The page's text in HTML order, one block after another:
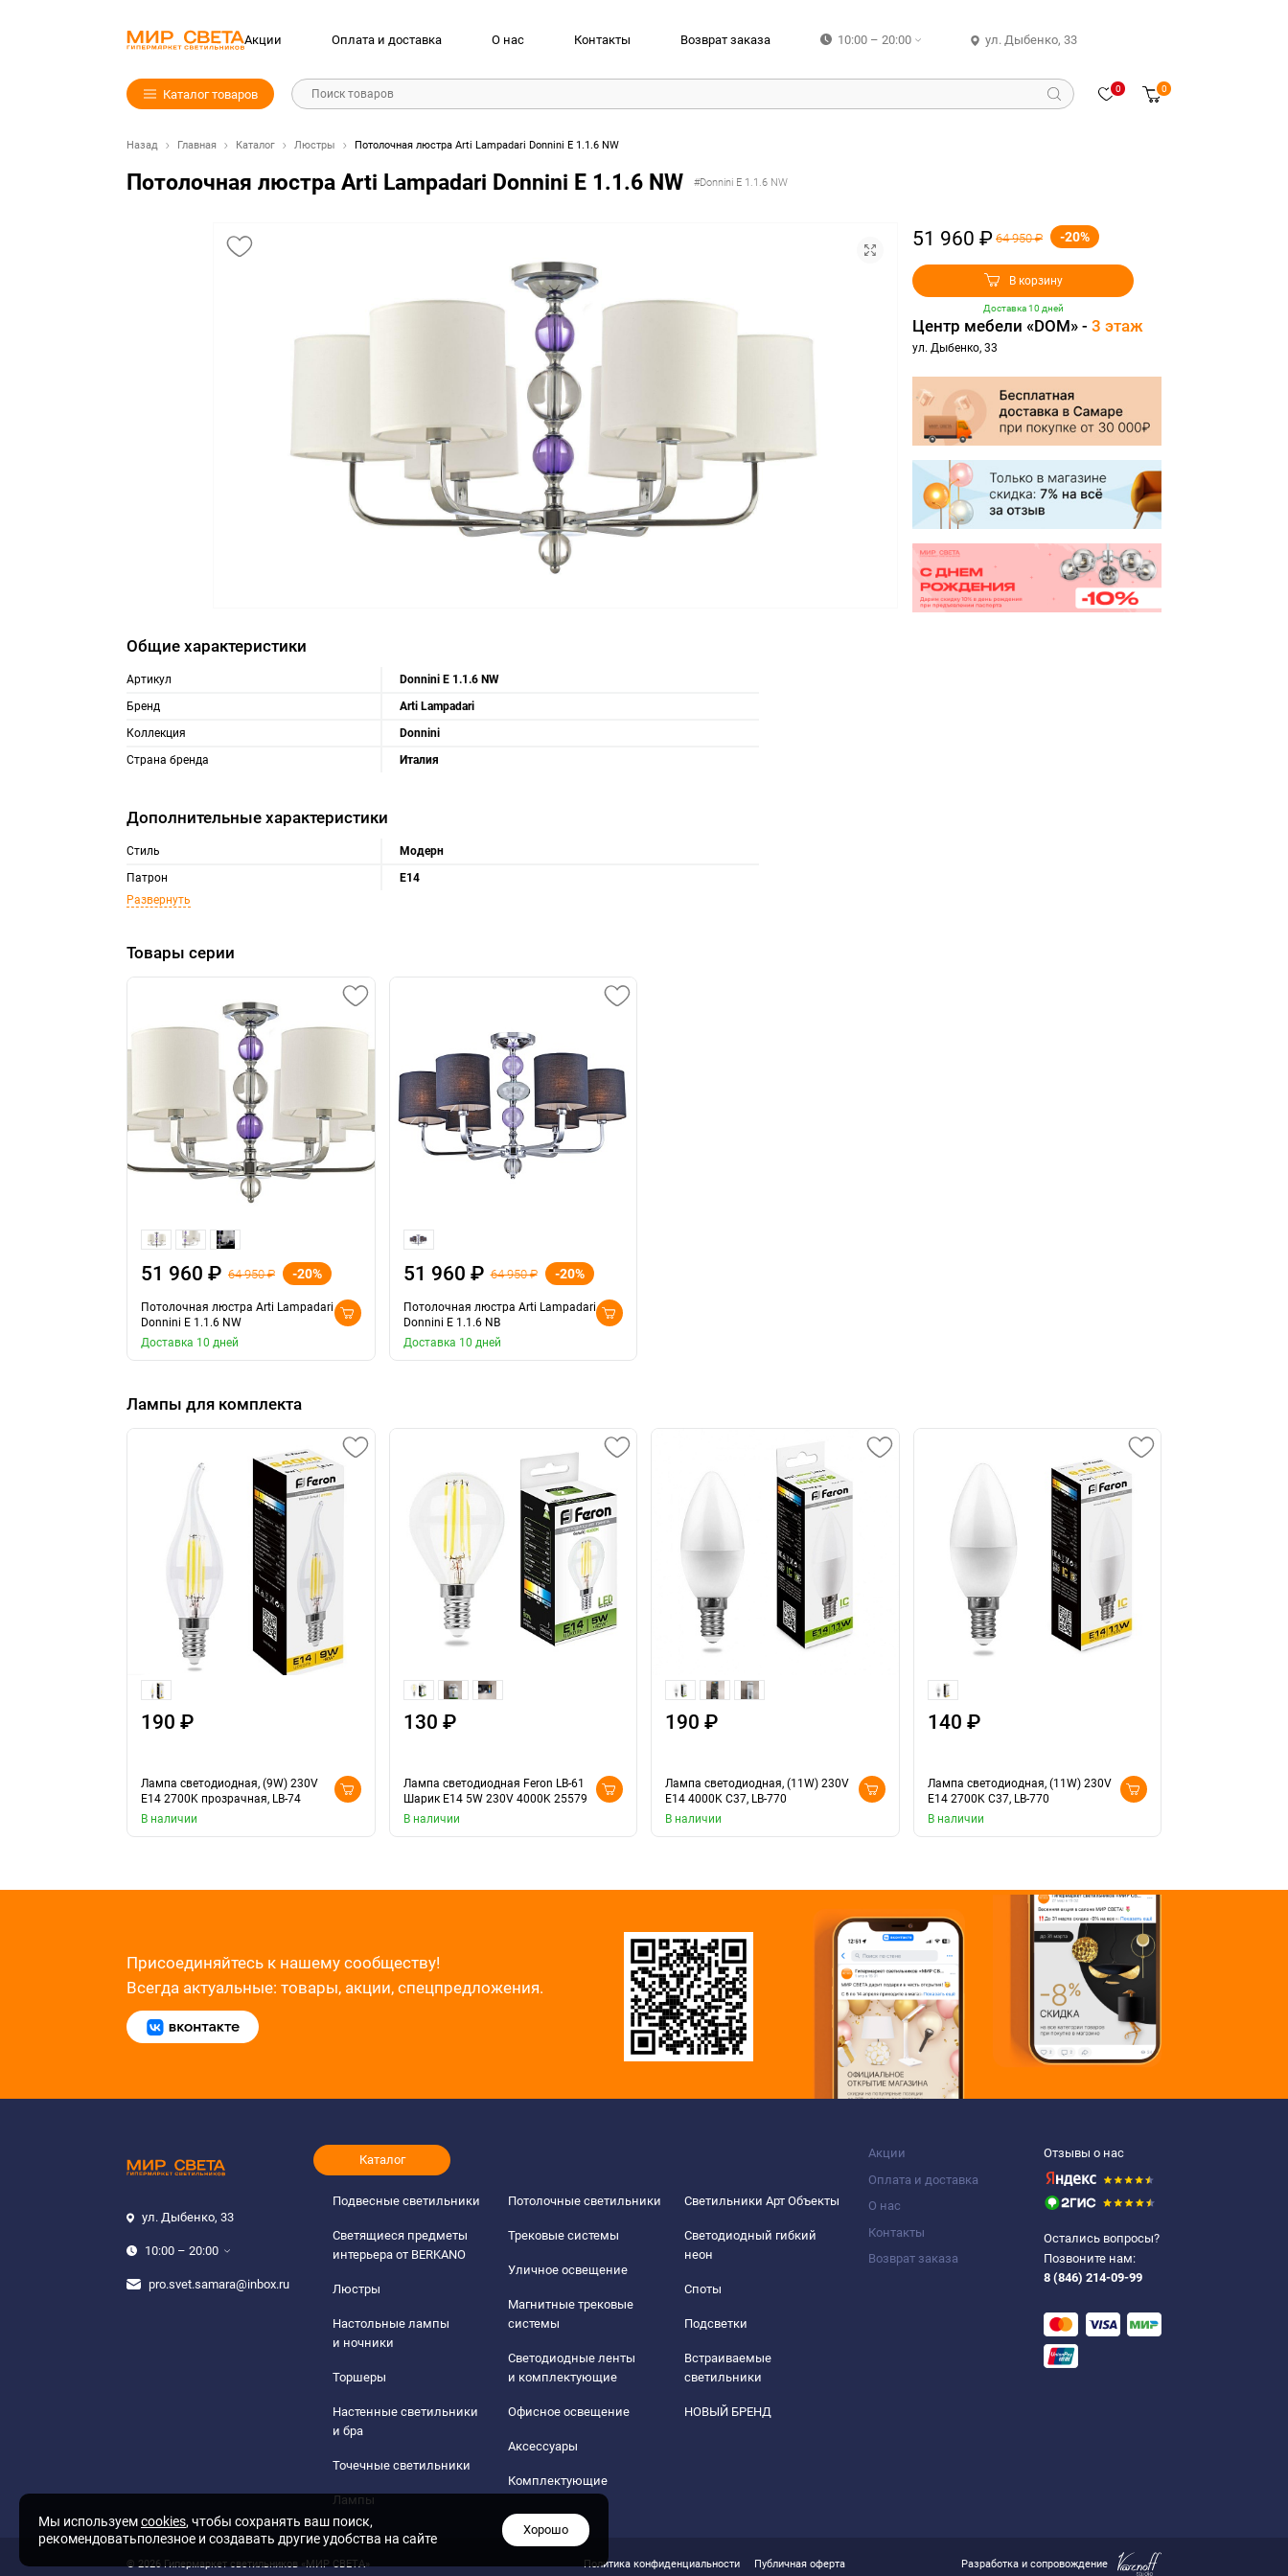
Акции Оплата и доставка О нас Контакты Возврат заказа 10:00 – 20:00 ул. Дыбенко, 33
Каталог товаров Поиск товаров 0 0
Назад Главная Каталог Люстры Потолочная люстра Arti Lampadari Donnini E 1.1.6 NW
Потолочная люстра Arti Lampadari Donnini E 1.1.6 NW #Donnini E 1.1.6 NW
51 960 ₽ 64 950 ₽ -20%
В корзину
Доставка 10 дней
Центр мебели «DOM» - 3 этаж
ул. Дыбенко, 33
Общие характеристики
Артикул
Donnini E 1.1.6 NW
Бренд
Arti Lampadari
Коллекция
Donnini
Страна бренда
Италия
Дополнительные характеристики
Стиль
Модерн
Патрон
E14
Развернуть
Товары серии
51 960 ₽ 64 950 ₽ -20%
Потолочная люстра Arti Lampadari
Donnini E 1.1.6 NW
Доставка 10 дней
51 960 ₽ 64 950 ₽ -20%
Потолочная люстра Arti Lampadari
Donnini E 1.1.6 NB
Доставка 10 дней
Лампы для комплекта
190 ₽
Лампа светодиодная, (9W) 230V
E14 2700K прозрачная, LB-74
В наличии
130 ₽
Лампа светодиодная Feron LB-61
Шарик E14 5W 230V 4000K 25579
В наличии
190 ₽
Лампа светодиодная, (11W) 230V
E14 4000K С37, LB-770
В наличии
140 ₽
Лампа светодиодная, (11W) 230V
E14 2700K С37, LB-770
В наличии
Присоединяйтесь к нашему сообществу!
Всегда актуальные: товары, акции, спецпредложения.
ул. Дыбенко, 33
10:00 – 20:00
pro.svet.samara@inbox.ru
Акции
Оплата и доставка
О нас
Контакты
Возврат заказа
Каталог
Подвесные светильники
Светящиеся предметы
интерьера от BERKANO
Люстры
Настольные лампы
и ночники
Торшеры
Настенные светильники
и бра
Точечные светильники
Лампы
Потолочные светильники
Трековые системы
Уличное освещение
Магнитные трековые
системы
Светодиодные ленты
и комплектующие
Офисное освещение
Аксессуары
Комплектующие
Светильники Арт Объекты
Светодиодный гибкий
неон
Споты
Подсветки
Встраиваемые
светильники
НОВЫЙ БРЕНД
Отзывы о нас
Остались вопросы?
Позвоните нам:
8 (846) 214-09-99
© 2026 Гипермаркет светильников «МИР СВЕТА» Политика конфиденциальности Публичная оферта Разработка и сопровождение
Мы используемcookies, чтобы сохранять ваш поиск,
рекомендоватьполезное и создавать другие удобства на сайте
Хорошо